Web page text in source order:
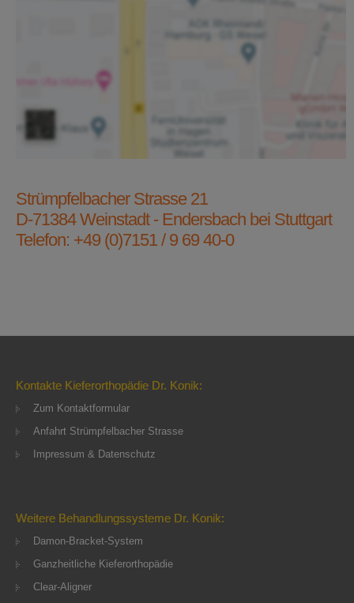
Strümpfelbacher Strasse 21
D-71384 Weinstadt - Endersbach bei Stuttgart
Telefon: +49 (0)7151 / 9 69 40-0
Kontakte Kieferorthopädie Dr. Konik:
Zum Kontaktformular
Anfahrt Strümpfelbacher Strasse
Impressum & Datenschutz
Weitere Behandlungssysteme Dr. Konik:
Damon-Bracket-System
Ganzheitliche Kieferorthopädie
Clear-Aligner